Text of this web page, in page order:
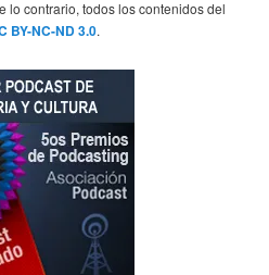
lo contrario, todos los contenidos del
BY-NC-ND 3.0.